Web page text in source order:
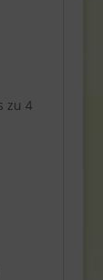
zu 4